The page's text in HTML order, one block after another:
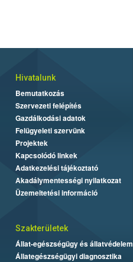
Hivatalunk
Bemutatkozás
Szervezeti felépítés
Gazdálkodási adatok
Felügyeleti szervünk
Projektek
Kapcsolódó linkek
Adatkezelési tájékoztató
Akadálymentességi nyilatkozat
Üzemeltetési információ
Szakterületek
Állat-egészségügy és állatvédelem
Állategészségügyi diagnosztika